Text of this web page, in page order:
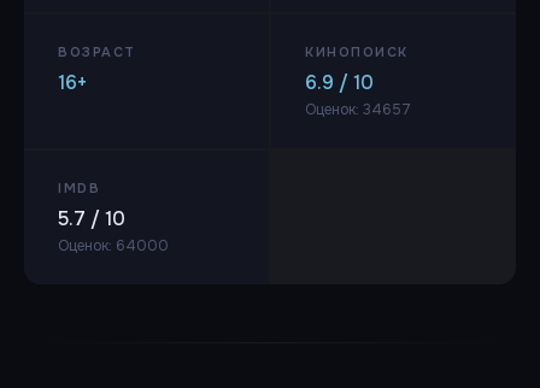
ВОЗРАСТ
16+
КИНОПОИСК
6.9 / 10
Оценок: 34657
IMDB
5.7 / 10
Оценок: 64000